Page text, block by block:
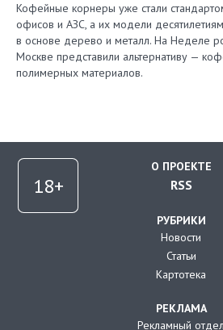
Кофейные корнеры уже стали
офисов и АЗС, а их модели
в основе дерево и металл. На Неделе
Москве представили альтернативу —
полимерных материалов.
О ПРОЕКТЕ
RSS
РУБРИКИ
Новости
Статьи
Картотека
РЕКЛАМА
Рекламный отдел